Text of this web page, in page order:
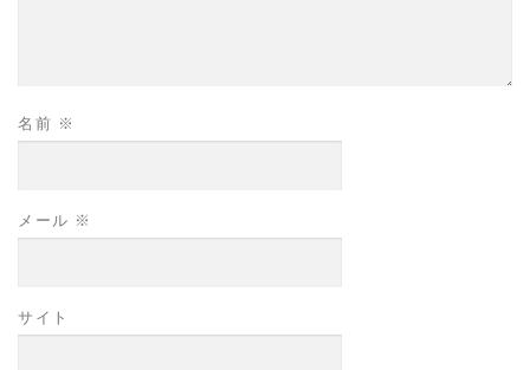
名前 ※
メール ※
サイト